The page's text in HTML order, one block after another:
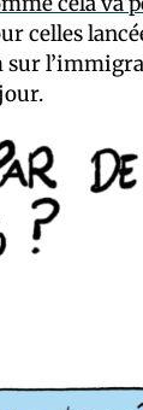
celles